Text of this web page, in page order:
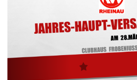
Gaststätte